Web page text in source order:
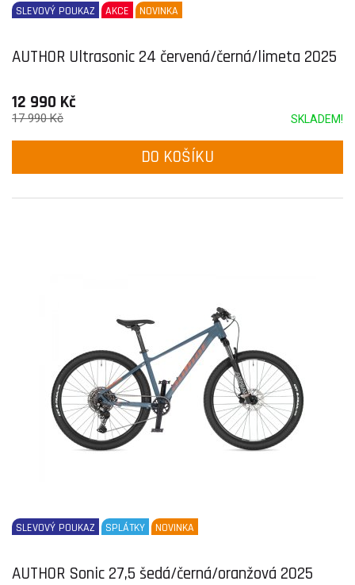
SLEVOVÝ POUKAZ AKCE NOVINKA
AUTHOR Ultrasonic 24 červená/černá/limeta 2025
12 990 Kč
SKLADEM!
17 990 Kč
DO KOŠÍKU
SLEVOVÝ POUKAZ SPLÁTKY NOVINKA
AUTHOR Sonic 27,5 šedá/černá/oranžová 2025